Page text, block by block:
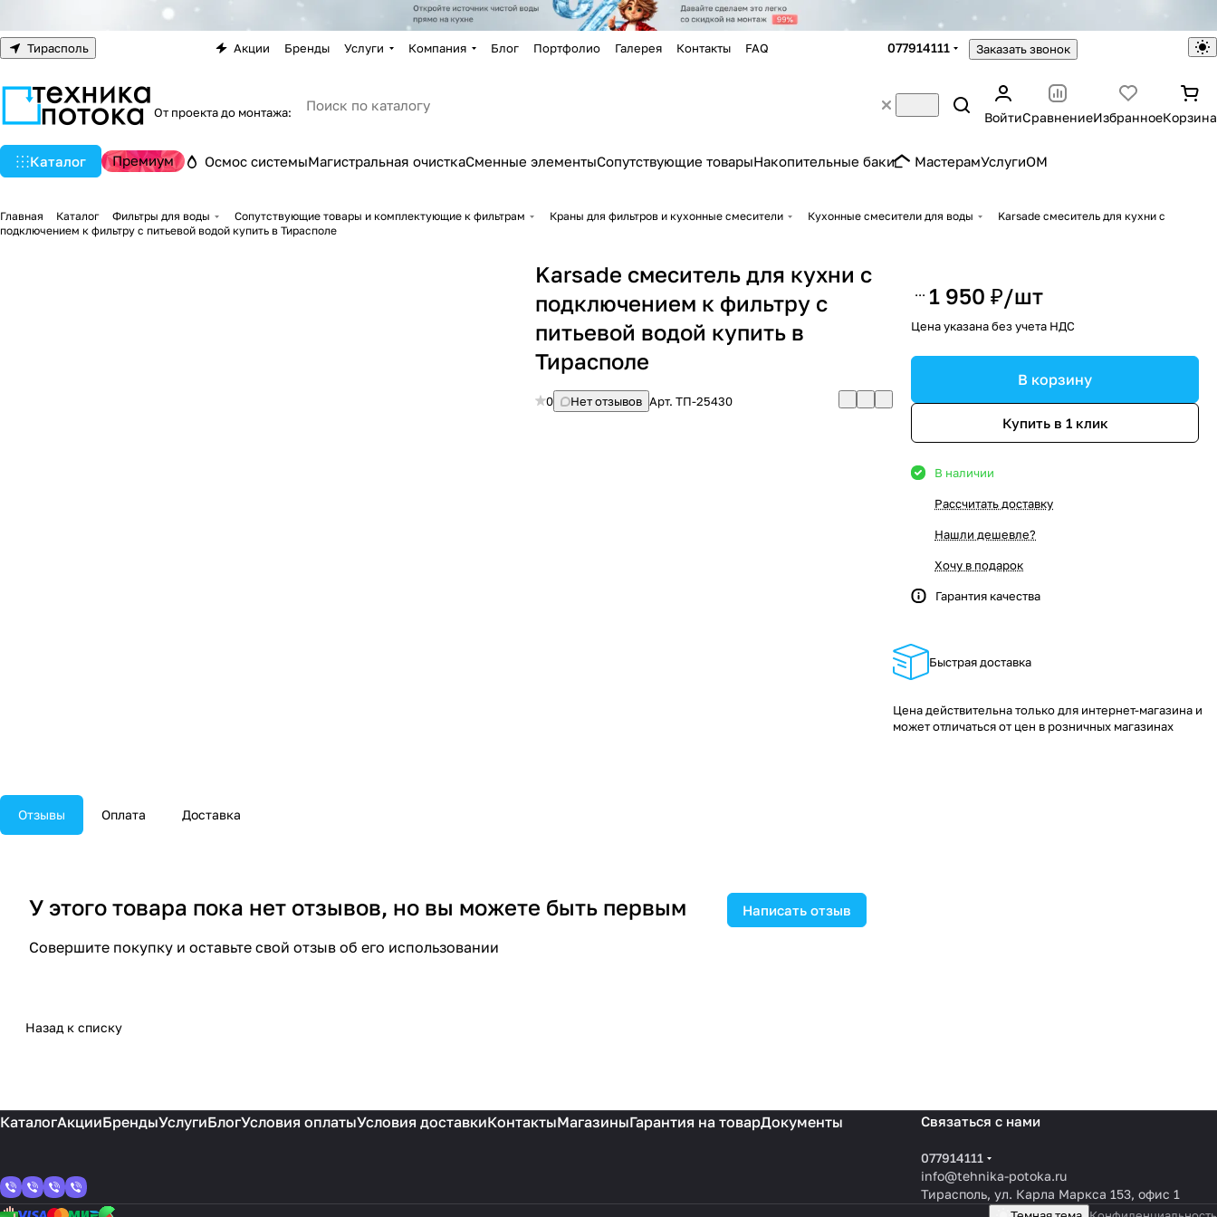
Тирасполь Акции Бренды Услуги Компания Блог Портфолио Галерея Контакты FAQ 077914111 Заказать звонок
От проекта до монтажа: ВойтиСравнениеИзбранноеКорзина
Каталог Премиум Осмос системыМагистральная очисткаСменные элементыСопутствующие товарыНакопительные баки МастерамУслугиOM
Главная Каталог Фильтры для воды Сопутствующие товары и комплектующие к фильтрам Краны для фильтров и кухонные смесители Кухонные смесители для воды
Karsade смеситель для кухни с
подключением к фильтру с питьевой водой купить в Тирасполе
Karsade смеситель для кухни с
подключением к фильтру с
питьевой водой купить в
Тирасполе
0 Нет отзывов Арт.ТП-25430
1 950 ₽/шт
Цена указана без учета НДС
В корзину
Купить в 1 клик
В наличии
Рассчитать доставку
Нашли дешевле?
Хочу в подарок
Гарантия качества
Быстрая доставка
Цена действительна только для интернет-магазина и
может отличаться от цен в розничных магазинах
Отзывы Оплата Доставка
У этого товара пока нет отзывов, но вы можете быть первым
Совершите покупку и оставьте свой отзыв об его использовании
Написать отзыв
Назад к списку
КаталогАкцииБрендыУслугиБлогУсловия оплатыУсловия доставкиКонтактыМагазиныГарантия на товарДокументы Связаться с нами
077914111
info@tehnika-potoka.ru
Тирасполь, ул. Карла Маркса 153, офис 1